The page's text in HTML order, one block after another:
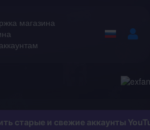
магазина
старые и свежие аккаунты